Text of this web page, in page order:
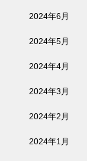
2024年6月
2024年5月
2024年4月
2024年3月
2024年2月
2024年1月